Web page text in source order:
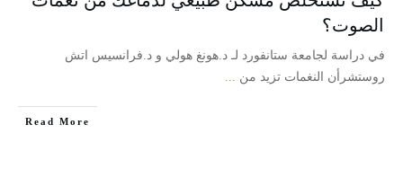
الصوت؟
في دراسة لجامعة ستانفورد لـ د.هونغ هولي و د.فرانسيس اتش
روستشرأن النغمات تزيد من
Read More